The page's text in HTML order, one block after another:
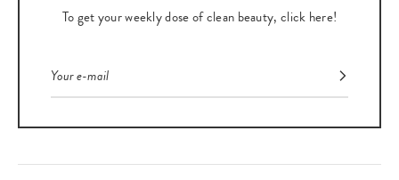
To get your weekly dose of clean beauty, click here!